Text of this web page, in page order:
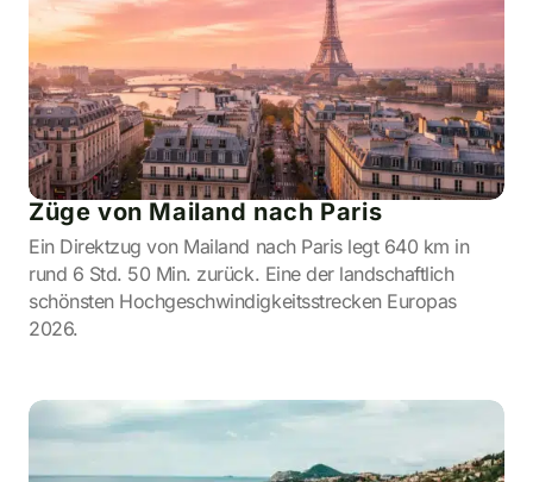
Züge von Mailand nach Paris
Ein Direktzug von Mailand nach Paris legt 640 km in
rund 6 Std. 50 Min. zurück. Eine der landschaftlich
schönsten Hochgeschwindigkeitsstrecken Europas
2026.